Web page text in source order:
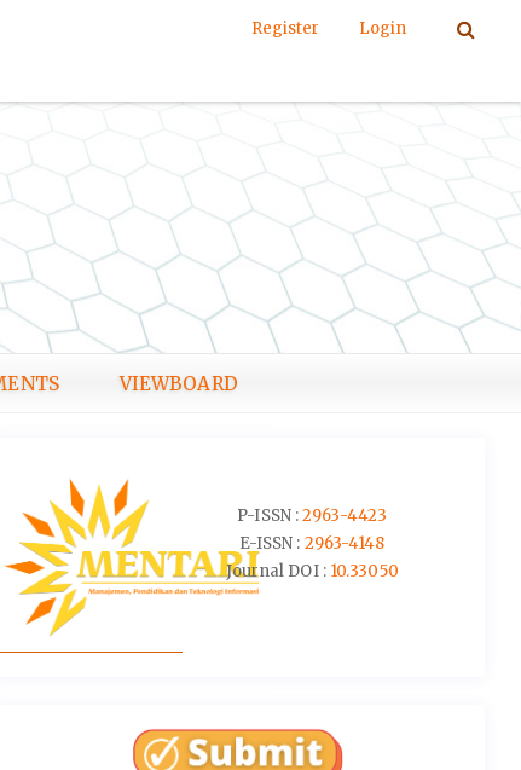
Register Login
VIEWBOARD
P-ISSN :2963-4423
E-ISSN : 2963-4148
Journal DOI : 10.33050